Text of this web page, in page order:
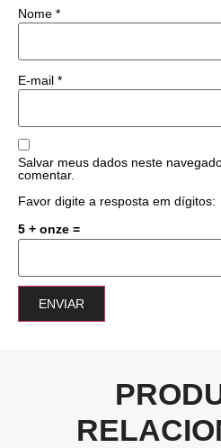
Nome *
E-mail *
Salvar meus dados neste
comentar.
Favor digite a resposta em dígitos:
5 + onze =